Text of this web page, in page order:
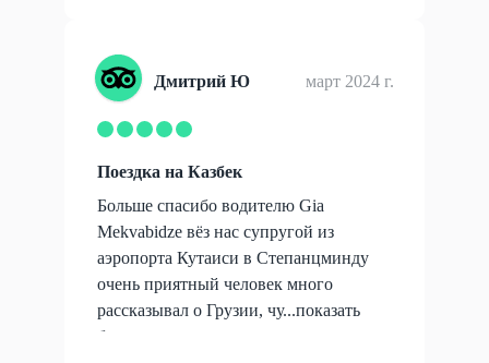
Дмитрий Ю март 2024 г.
Поездка на Казбек
Больше спасибо водителю Gia
Mekvabidze вёз нас супругой из
аэропорта Кутаиси в Степанцминду
очень приятный человек много
рассказывал о Грузии, чу...показать
больше